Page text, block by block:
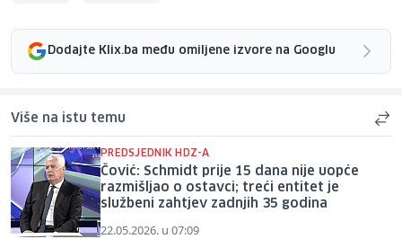
Dodajte Klix.ba među omiljene izvore na Googlu
Više na istu temu
PREDSJEDNIK HDZ-A
Čović: Schmidt prije 15 dana nije uopće
razmišljao o ostavci; treći entitet je
službeni zahtjev zadnjih 35 godina
22.05.2026. u 07:09